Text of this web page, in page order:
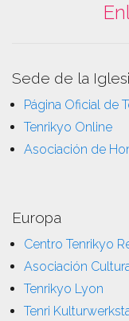
Sede de la
Página Oficial de
Tenrikyo Online
Asociación de
Europa
Centro Tenrikyo
Asociación
Tenrikyo Lyon
Tenri